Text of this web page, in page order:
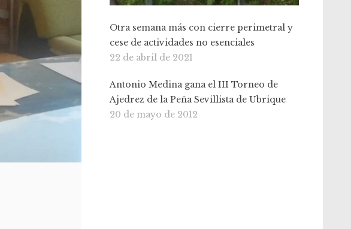
Otra semana más con cierre perimetral y
cese de actividades no esenciales
22 de abril de 2021
Antonio Medina gana el III Torneo de
Ajedrez de la Peña Sevillista de Ubrique
20 de mayo de 2012